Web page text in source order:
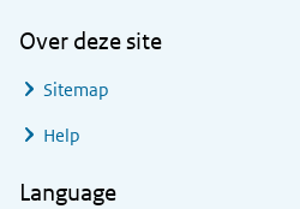
Over deze site
Sitemap
Help
Language